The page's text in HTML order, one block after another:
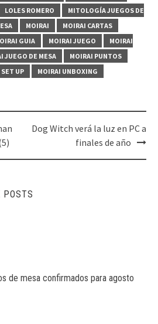
LOLES ROMERO
MITOLOGÍA JUEGOS DE
MOIRAI
MOIRAI CARTAS
GUIA MOIRAI JUEGO
MOIRAI
JUEGO DE MESA
MOIRAI PUNTOS
UP MOIRAI UNBOXING
Dog Witch verá la luz en PC a
finales de año
POSTS
de mesa confirmados para agosto